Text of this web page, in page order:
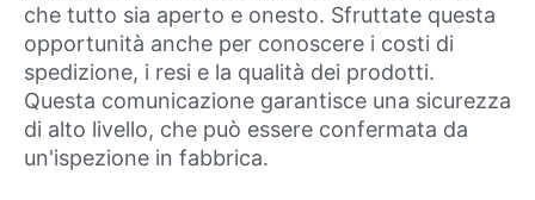
che tutto sia aperto e onesto. Sfruttate questa
opportunità anche per conoscere i costi di
spedizione, i resi e la qualità dei prodotti.
Questa comunicazione garantisce una sicurezza
di alto livello, che può essere confermata da
un'ispezione in fabbrica.